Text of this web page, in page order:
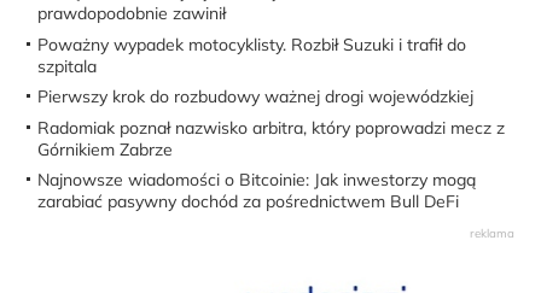
prawdopodobnie zawinił
Poważny wypadek motocyklisty. Rozbił Suzuki i trafił do
szpitala
Pierwszy krok do rozbudowy ważnej drogi wojewódzkiej
Radomiak poznał nazwisko arbitra, który poprowadzi mecz z
Górnikiem Zabrze
Najnowsze wiadomości o Bitcoinie: Jak inwestorzy mogą
zarabiać pasywny dochód za pośrednictwem Bull DeFi